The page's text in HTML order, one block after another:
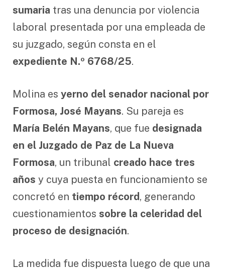
sumaria tras una denuncia por violencia
laboral presentada por una empleada de
su juzgado, según consta en el
expediente N.º 6768/25.
Molina es yerno del senador nacional por
Formosa, José Mayans. Su pareja es
María Belén Mayans, que fue designada
en el Juzgado de Paz de La Nueva
Formosa, un tribunal creado hace tres
años y cuya puesta en funcionamiento se
concretó en tiempo récord, generando
cuestionamientos sobre la celeridad del
proceso de designación.
La medida fue dispuesta luego de que una